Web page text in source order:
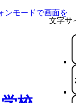
文字サ
ンモードで画面を